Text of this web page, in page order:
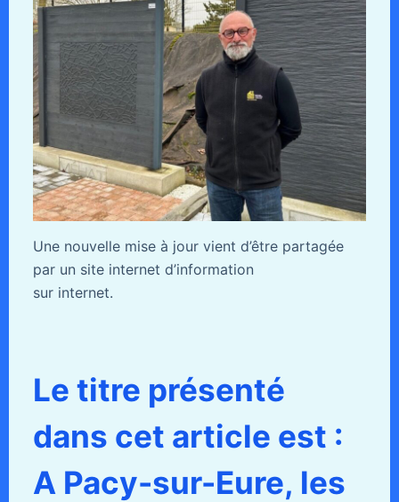
Une nouvelle mise à jour vient d’être partagée
par un site internet d’information
sur internet.
Le titre présenté
dans cet article est :
A Pacy-sur-Eure, les